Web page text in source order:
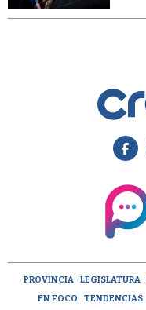
PROVINCIA LEGISLATURA
EN FOCO
TENDENCIAS